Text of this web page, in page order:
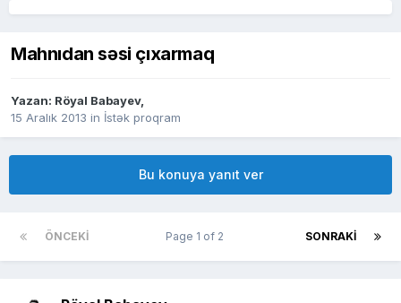
Mahnıdan səsi çıxarmaq
Yazan: Röyal Babayev,
15 Aralık 2013 in İstək proqram
Bu konuya yanıt ver
ÖNCEKI SONRAKI
Page 1 of 2